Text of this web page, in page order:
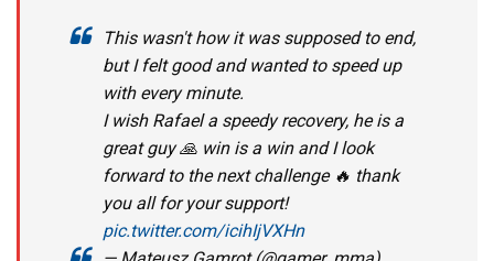
This wasn't how it was supposed to end,
but I felt good and wanted to speed up
with every minute.
I wish Rafael a speedy recovery, he is a
great guy 🙏 win is a win and I look
forward to the next challenge 🔥 thank
you all for your support!
pic.twitter.com/icihIjVXHn